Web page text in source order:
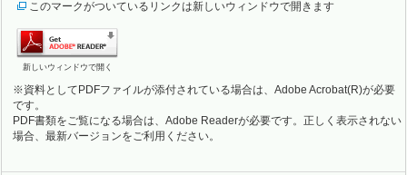
このマークがついているリンクは新しいウィンドウで開きます
新しいウィンドウで開く
※資料としてPDFファイルが添付されている場合は、Adobe Acrobat(R)が必要
です。
PDF書類をご覧になる場合は、Adobe Readerが必要です。正しく表示されない
場合、最新バージョンをご利用ください。